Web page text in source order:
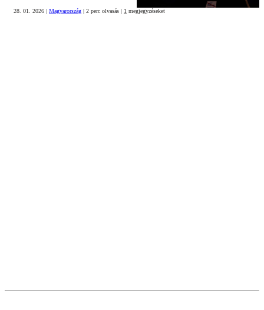
28. 01. 2026 | Magyarország | 2 perc olvasás | 1 megjegyzéseket